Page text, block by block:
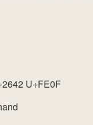
U+FE0F